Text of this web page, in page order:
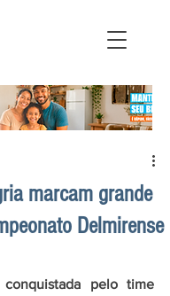
marcam grande
Delmirense
pelo time